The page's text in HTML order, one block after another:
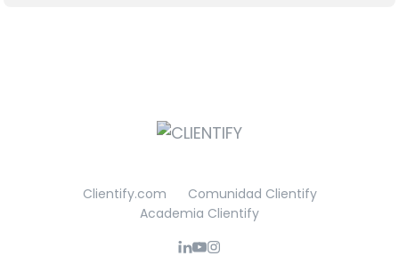
Clientify.com
Comunidad Clientify
Academia Clientify